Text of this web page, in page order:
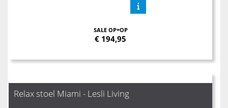
SALE OP=OP
€ 194,95
Relax stoel Miami - Lesli Living